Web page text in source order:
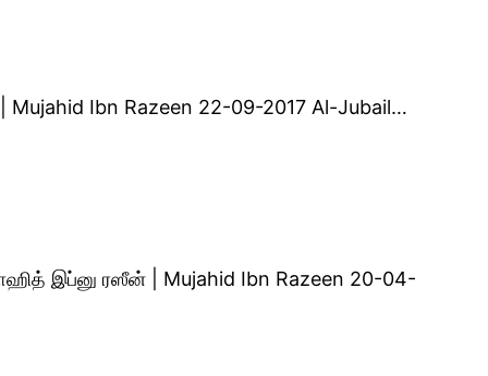
Ibn Razeen 22-09-2017 Al-Jubail…
இப்னு ரஸீன் | Mujahid Ibn Razeen 20-04-